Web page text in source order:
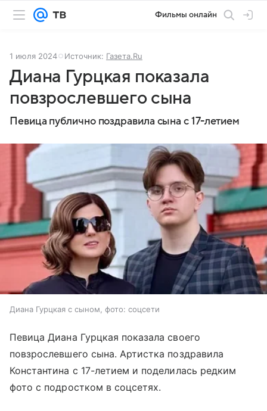
Фильмы онлайн
1 июля 2024 Источник: Газета.Ru
Диана Гурцкая показала
повзрослевшего сына
Певица публично поздравила сына с 17-летием
Диана Гурцкая с сыном, фото: соцсети
Певица Диана Гурцкая показала своего
повзрослевшего сына. Артистка поздравила
Константина с 17-летием и поделилась редким
фото с подростком в соцсетях.